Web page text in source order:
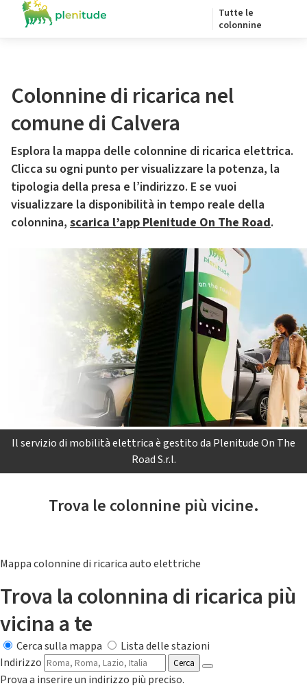
Tutte le
colonnine
Colonnine di ricarica nel
comune di Calvera
Esplora la mappa delle colonnine di ricarica elettrica.
Clicca su ogni punto per visualizzare la potenza, la
tipologia della presa e l’indirizzo. E se vuoi
visualizzare la disponibilità in tempo reale della
colonnina, scarica l’app Plenitude On The Road.
Il servizio di mobilità elettrica è gestito da Plenitude On The
Road S.r.l.
Trova le colonnine più vicine.
Mappa colonnine di ricarica auto elettriche
Trova la colonnina di ricarica più
vicina a te
Cerca sulla mappa
Lista delle stazioni
Indirizzo
Cerca
Prova a inserire un indirizzo più preciso.